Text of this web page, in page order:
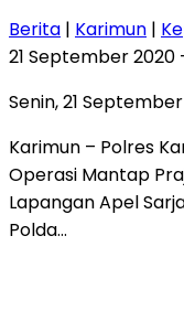
Berita | Karimun |
21 September 2020
Senin, 21
Karimun – Polres
Operasi Mantap
Lapangan Apel
Polda…